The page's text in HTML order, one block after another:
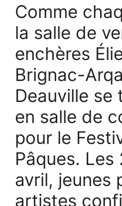
Comme
la salle de
enchères
Brignac-
Deauville se
en salle de
pour le
Pâques.
avril, jeunes
artistes